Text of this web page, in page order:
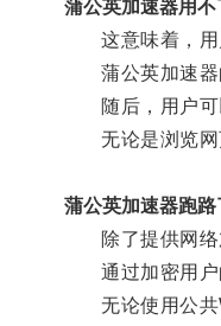
蒲公英加速器用不
这意味着，用户
蒲公英加速器的
随后，用户可
无论是浏览网
蒲公英加速器跑路
除了提供网络
通过加密用户的
无论使用公共